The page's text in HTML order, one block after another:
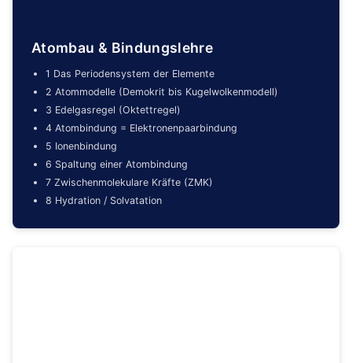
Atombau & Bindungslehre
1 Das Periodensystem der Elemente
2 Atommodelle (Demokrit bis Kugelwolkenmodell)
3 Edelgasregel (Oktettregel)
4 Atombindung = Elektronenpaarbindung
5 Ionenbindung
6 Spaltung einer Atombindung
7 Zwischenmolekulare Kräfte (ZMK)
8 Hydration / Solvatation